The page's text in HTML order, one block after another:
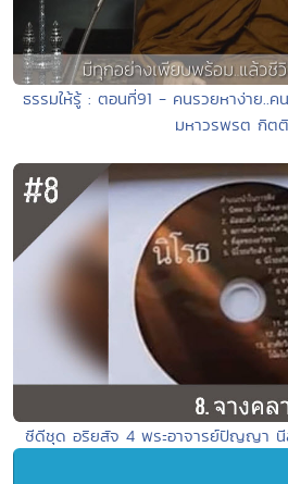
ธรรมให้รู้ : ตอนที่91 - คนรวยหาง่าย..
มหาวรพรต กิตติ
ซีดีชุด อริยสัจ 4 พระอาจารย์ปัญญา